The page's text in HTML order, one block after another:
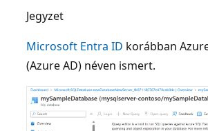
Jegyzet
Microsoft Entra ID korábban
(Azure AD) néven ismert.